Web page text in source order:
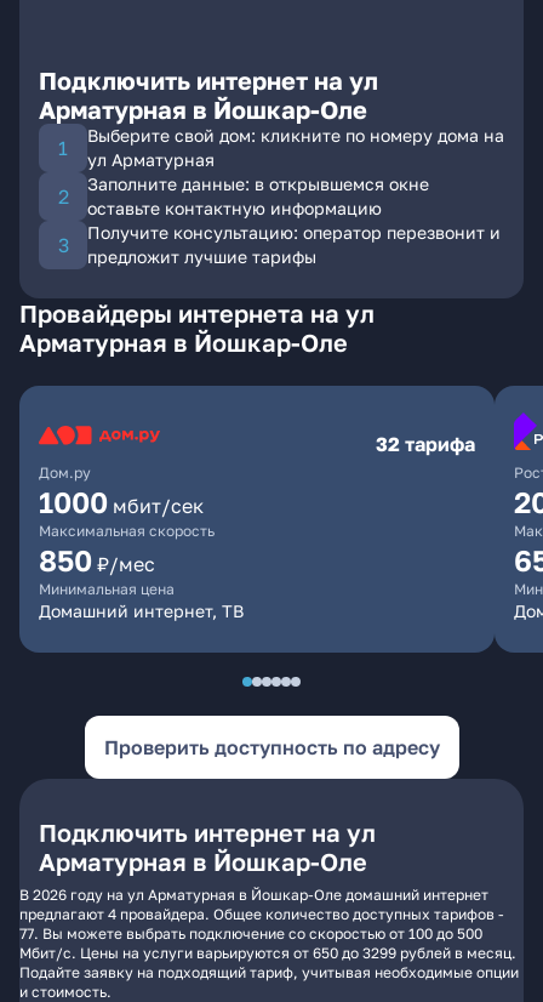
Подключить интернет на ул
Арматурная в Йошкар-Оле
Выберите свой дом: кликните по номеру дома на
ул Арматурная
Заполните данные: в открывшемся окне
оставьте контактную информацию
Получите консультацию: оператор перезвонит и
предложит лучшие тарифы
Провайдеры интернета на ул
Арматурная в Йошкар-Оле
Дом.ру
32 тарифа
1000 мбит/сек
Максимальная скорость
850 ₽/мес
Минимальная цена
Домашний интернет, ТВ
Проверить доступность по адресу
Подключить интернет на ул
Арматурная в Йошкар-Оле
В 2026 году на ул Арматурная в Йошкар-Оле домашний интернет
предлагают 4 провайдера. Общее количество доступных тарифов -
77. Вы можете выбрать подключение со скоростью от 100 до 500
Мбит/с. Цены на услуги варьируются от 650 до 3299 рублей в месяц.
Подайте заявку на подходящий тариф, учитывая необходимые опции
и стоимость.